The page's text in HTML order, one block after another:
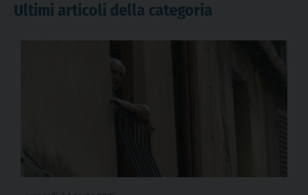
Ultimi articoli della categoria